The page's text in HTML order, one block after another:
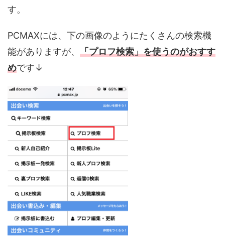
す。
PCMAXには、下の画像のようにたくさんの検索機
能がありますが、 「プロフ検索」を使うのがおすす
めです↓